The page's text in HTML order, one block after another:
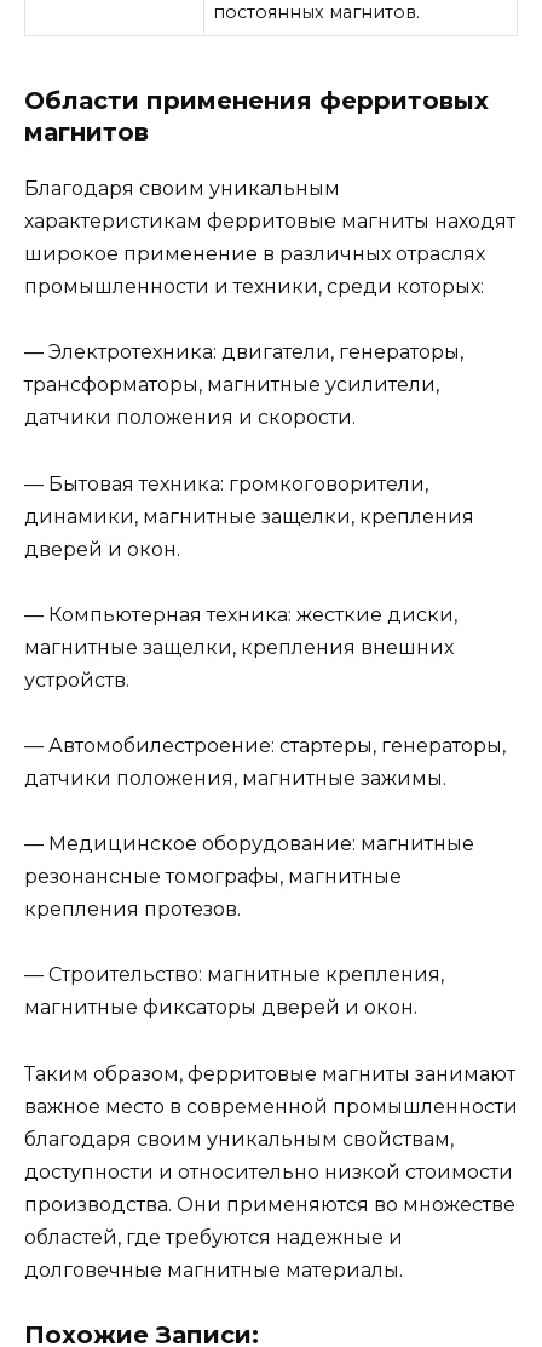
постоянных магнитов.
Области применения ферритовых
магнитов
Благодаря своим уникальным
характеристикам ферритовые магниты находят
широкое применение в различных отраслях
промышленности и техники, среди которых:
— Электротехника: двигатели, генераторы,
трансформаторы, магнитные усилители,
датчики положения и скорости.
— Бытовая техника: громкоговорители,
динамики, магнитные защелки, крепления
дверей и окон.
— Компьютерная техника: жесткие диски,
магнитные защелки, крепления внешних
устройств.
— Автомобилестроение: стартеры, генераторы,
датчики положения, магнитные зажимы.
— Медицинское оборудование: магнитные
резонансные томографы, магнитные
крепления протезов.
— Строительство: магнитные крепления,
магнитные фиксаторы дверей и окон.
Таким образом, ферритовые магниты занимают
важное место в современной промышленности
благодаря своим уникальным свойствам,
доступности и относительно низкой стоимости
производства. Они применяются во множестве
областей, где требуются надежные и
долговечные магнитные материалы.
Похожие Записи: